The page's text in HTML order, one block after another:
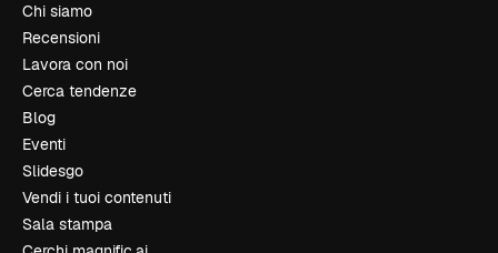
Chi siamo
Recensioni
Lavora con noi
Cerca tendenze
Blog
Eventi
Slidesgo
Vendi i tuoi contenuti
Sala stampa